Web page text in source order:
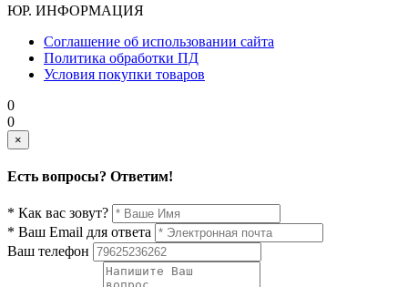
ЮР. ИНФОРМАЦИЯ
Соглашение об использовании сайта
Политика обработки ПД
Условия покупки товаров
0
0
×
Есть вопросы? Ответим!
* Как вас зовут?
* Ваш Email для ответа
Ваш телефон